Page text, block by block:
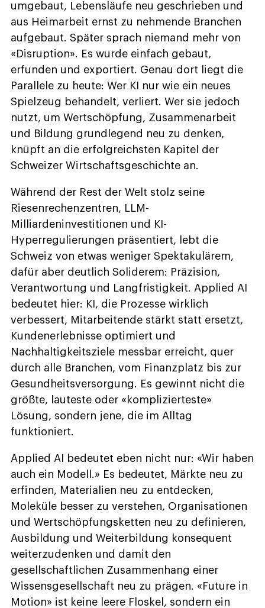
umgebaut, Lebensläufe neu geschrieben und
aus Heimarbeit ernst zu nehmende Branchen
aufgebaut. Später sprach niemand mehr von
«Disruption». Es wurde einfach gebaut,
erfunden und exportiert. Genau dort liegt die
Parallele zu heute: Wer KI nur wie ein neues
Spielzeug behandelt, verliert. Wer sie jedoch
nutzt, um Wertschöpfung, Zusammenarbeit
und Bildung grundlegend neu zu denken,
knüpft an die erfolgreichsten Kapitel der
Schweizer Wirtschaftsgeschichte an.
Während der Rest der Welt stolz seine
Riesenrechenzentren, LLM-
Milliardeninvestitionen und KI-
Hyperregulierungen präsentiert, lebt die
Schweiz von etwas weniger Spektakulärem,
dafür aber deutlich Soliderem: Präzision,
Verantwortung und Langfristigkeit. Applied AI
bedeutet hier: KI, die Prozesse wirklich
verbessert, Mitarbeitende stärkt statt ersetzt,
Kundenerlebnisse optimiert und
Nachhaltigkeitsziele messbar erreicht, quer
durch alle Branchen, vom Finanzplatz bis zur
Gesundheitsversorgung. Es gewinnt nicht die
größte, lauteste oder «komplizierteste»
Lösung, sondern jene, die im Alltag
funktioniert.
Applied AI bedeutet eben nicht nur: «Wir haben
auch ein Modell.» Es bedeutet, Märkte neu zu
erfinden, Materialien neu zu entdecken,
Moleküle besser zu verstehen, Organisationen
und Wertschöpfungsketten neu zu definieren,
Ausbildung und Weiterbildung konsequent
weiterzudenken und damit den
gesellschaftlichen Zusammenhang einer
Wissensgesellschaft neu zu prägen. «Future in
Motion» ist keine leere Floskel, sondern ein